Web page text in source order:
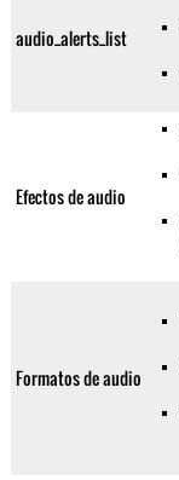
audio_alerts_list
Efectos de audio
Formatos de audio